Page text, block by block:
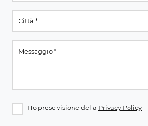
Ho preso visione della Privacy Policy